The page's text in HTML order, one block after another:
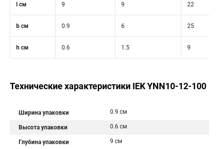
l см 9 9 22
b см 0.9 6 25
h см 0.6 1.5 9
Технические характеристики IEK YNN10-12-100
Ширина упаковки 0.9 см
Высота упаковки 0.6 см
Глубина упаковки 9 см